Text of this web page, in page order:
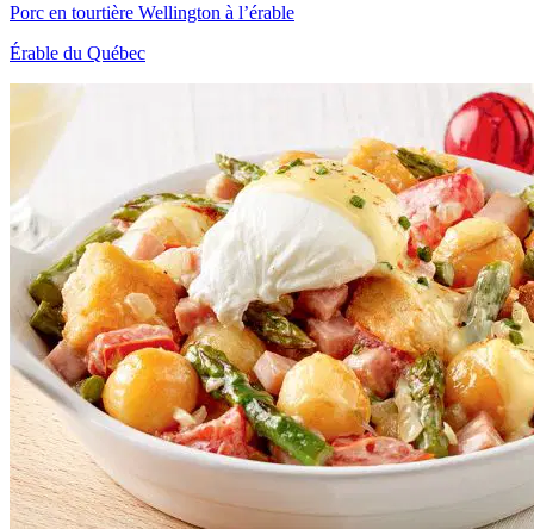
Porc en tourtière Wellington à l’érable
Érable du Québec